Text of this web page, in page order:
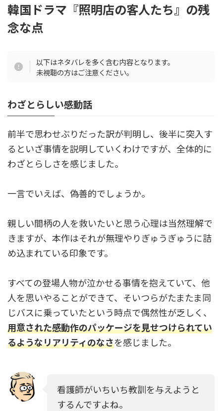
韓国ドラマ『照明店の客人たち』の残
念な点
以下はネタバレを多く含む内容となります。
未視聴の方はご注意ください。
わざとらしい感動話
前半で思わせぶりだった訳が判明し、後半に突入す
るといざ事情を説明していくわけですが、全体的に
わざとらしさを感じました。
一言でいえば、偽善的でしょうか。
親しい間柄の人を救いたいと思う心理は当然理解で
きますが、本作はそれが無理やりぎゅうぎゅうに詰
め込まれている印象です。
すべての登場人物が泣かせる事情を抱えていて、他
人を思いやることができて、そいつらがたまたま同
じバスに乗っていたという時点で偶然性が乏しく、
用意された感動作のパッケージを見せつけられてい
るようなリアリティのなさを感じました。
看護師がいちいち教訓を与えようと
するんですよね。